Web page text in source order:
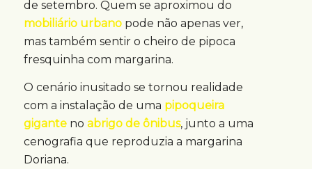
de setembro. Quem se aproximou do
mobiliário urbanopode não apenas ver,
mas também sentir o cheiro de pipoca
fresquinha com margarina.
O cenário inusitado se tornou realidade
com a instalação de uma pipoqueira
giganteno abrigo de ônibus, junto a uma
cenografia que reproduzia a margarina
Doriana.